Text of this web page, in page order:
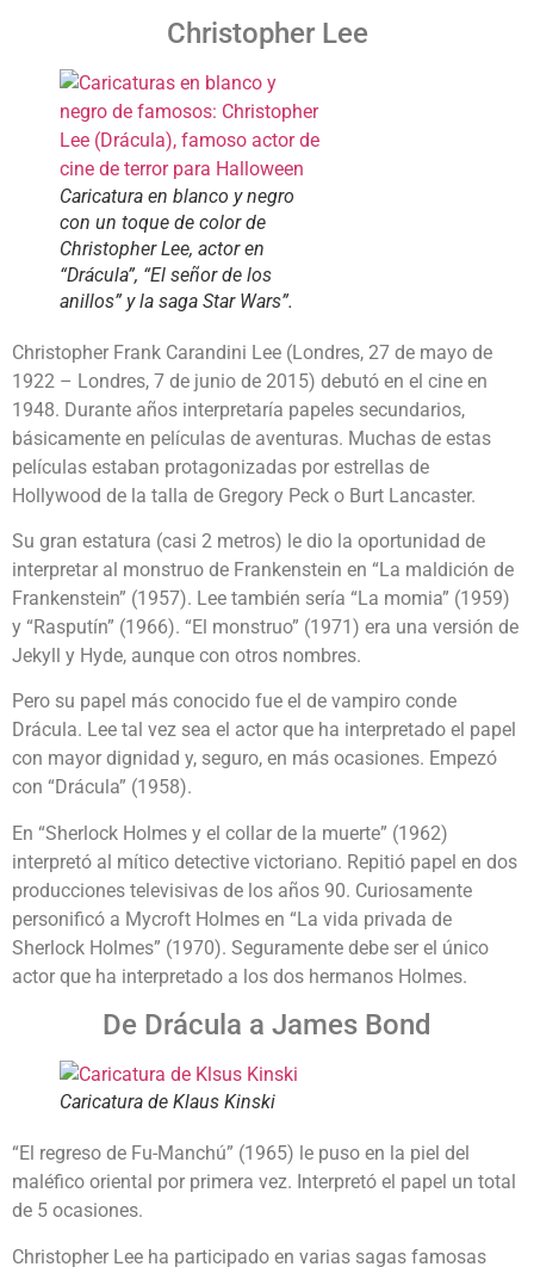
Christopher Lee
Caricatura en blanco y negro
con un toque de color de
Christopher Lee, actor en
“Drácula”, “El señor de los
anillos” y la saga Star Wars”.
Christopher Frank Carandini Lee (Londres, 27 de mayo de
1922 – Londres, 7 de junio de 2015) debutó en el cine en
1948. Durante años interpretaría papeles secundarios,
básicamente en películas de aventuras. Muchas de estas
películas estaban protagonizadas por estrellas de
Hollywood de la talla de Gregory Peck o Burt Lancaster.
Su gran estatura (casi 2 metros) le dio la oportunidad de
interpretar al monstruo de Frankenstein en “La maldición de
Frankenstein” (1957). Lee también sería “La momia” (1959)
y “Rasputín” (1966). “El monstruo” (1971) era una versión de
Jekyll y Hyde, aunque con otros nombres.
Pero su papel más conocido fue el de vampiro conde
Drácula. Lee tal vez sea el actor que ha interpretado el papel
con mayor dignidad y, seguro, en más ocasiones. Empezó
con “Drácula” (1958).
En “Sherlock Holmes y el collar de la muerte” (1962)
interpretó al mítico detective victoriano. Repitió papel en dos
producciones televisivas de los años 90. Curiosamente
personificó a Mycroft Holmes en “La vida privada de
Sherlock Holmes” (1970). Seguramente debe ser el único
actor que ha interpretado a los dos hermanos Holmes.
De Drácula a James Bond
Caricatura de Klaus Kinski
“El regreso de Fu-Manchú” (1965) le puso en la piel del
maléfico oriental por primera vez. Interpretó el papel un total
de 5 ocasiones.
Christopher Lee ha participado en varias sagas famosas